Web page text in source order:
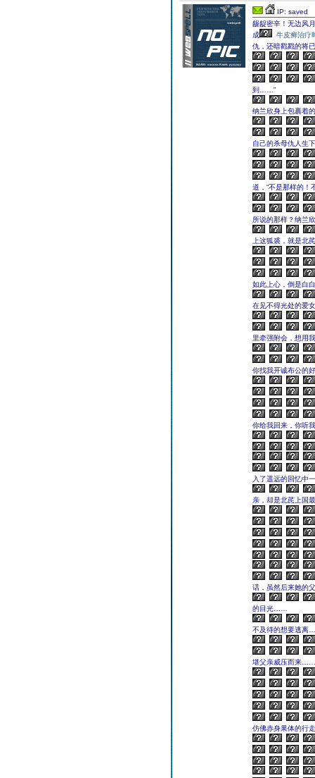
IP: saved
龌龊密辛！无边风
成
牛皮癣治疗
仇，还暗戳戳的将
到……”
纳兰欣身上包裹着
自己的杀母仇人生
道，“不是那样的
所说的那样？纳兰
上这狐裘，就是北
如此上心，倒是白
在见不得光处的爱
里牵强附会，想用
你找我开诚布公的
你给我回来，你听
入了遥远的回忆中
亲，却是北芪上国
话，虽然后来她的
的目光……
不及待的想要逃
堪父亲威压而来……
仿佛赤身果体的行